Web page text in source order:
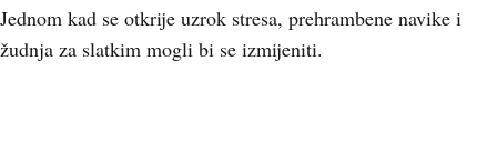
Jednom kad se otkrije uzrok stresa, prehrambene navike i
žudnja za slatkim mogli bi se izmijeniti.